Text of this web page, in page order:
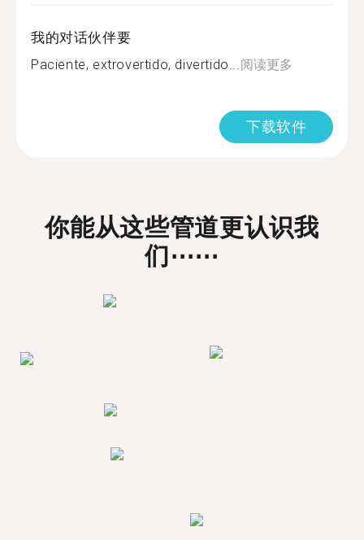
我的对话伙伴要
Paciente, extrovertido, divertido...阅读更多
下载软件
你能从这些管道更认识我
们⋯⋯